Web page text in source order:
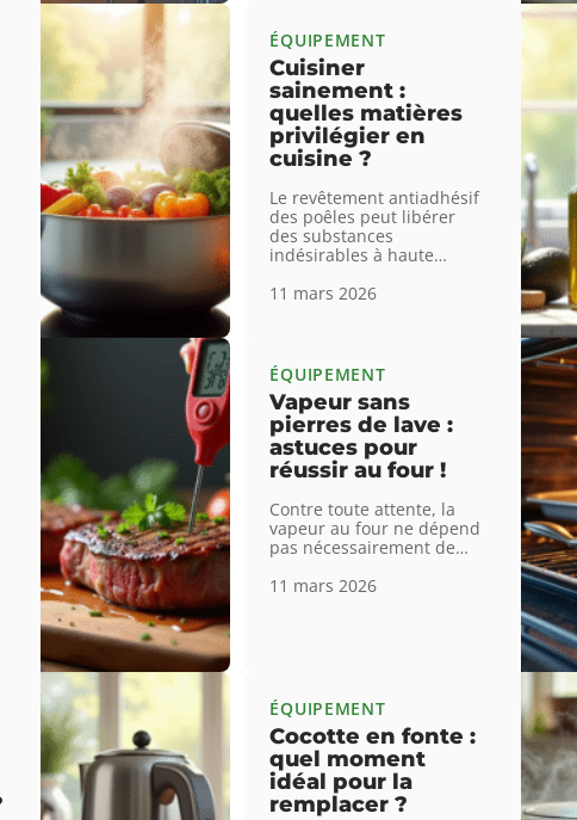
ÉQUIPEMENT
Cuisiner
sainement :
quelles matières
privilégier en
cuisine ?
Le revêtement antiadhésif
des poêles peut libérer
des substances
indésirables à haute…
11 mars 2026
ÉQUIPEMENT
Vapeur sans
pierres de lave :
astuces pour
réussir au four !
Contre toute attente, la
vapeur au four ne dépend
pas nécessairement de…
11 mars 2026
ÉQUIPEMENT
Cocotte en fonte :
quel moment
idéal pour la
remplacer ?